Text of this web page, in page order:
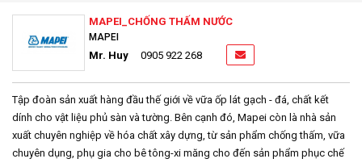
MAPEI_CHỐNG THẤM NƯỚC
MAPEI
Mr. Huy 0905 922 268
Tập đoàn sản xuất hàng đầu thế giới về vữa ốp lát gạch - đá, chất kết
dính cho vật liệu phủ sàn và tường. Bên cạnh đó, Mapei còn là nhà sản
xuất chuyên nghiệp về hóa chất xây dựng, từ sản phẩm chống thấm, vữa
chuyên dụng, phụ gia cho bê tông-xi măng cho đến sản phẩm phục chế